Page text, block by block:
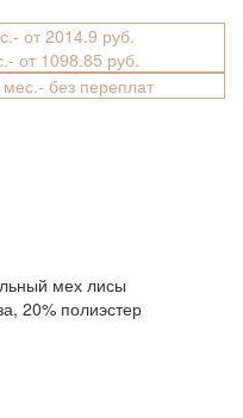
от 2014.9 руб.
от 1098.85 руб.
без переплат
мех лисы
20% полиэстер